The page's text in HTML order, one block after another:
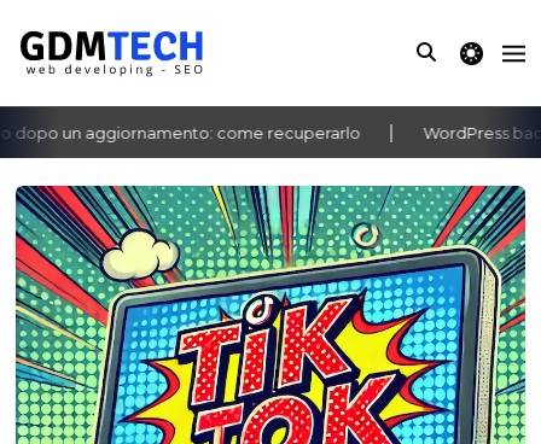
theme
un aggiornamento: come recuperarlo WordPress
‹ ›